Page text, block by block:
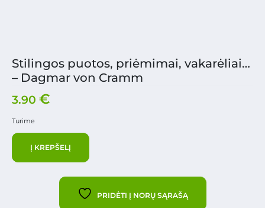
Stilingos puotos, priėmimai, vakarėliai…
– Dagmar von Cramm
3.90 €
Turime
Į KREPŠELĮ
PRIDĖTI Į NORŲ SĄRAŠĄ